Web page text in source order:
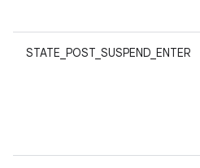
STATE_POST_SUSPEND_ENTER